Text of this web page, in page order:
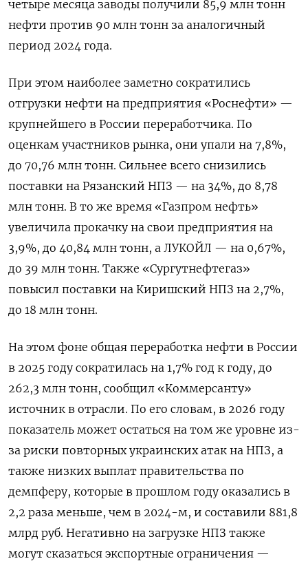
четыре месяца заводы получили 85,9 млн тонн
нефти против 90 млн тонн за аналогичный
период 2024 года.
При этом наиболее заметно сократились
отгрузки нефти на предприятия «Роснефти» —
крупнейшего в России переработчика. По
оценкам участников рынка, они упали на 7,8%,
до 70,76 млн тонн. Сильнее всего снизились
поставки на Рязанский НПЗ — на 34%, до 8,78
млн тонн. В то же время «Газпром нефть»
увеличила прокачку на свои предприятия на
3,9%, до 40,84 млн тонн, а ЛУКОЙЛ — на 0,67%,
до 39 млн тонн. Также «Сургутнефтегаз»
повысил поставки на Киришский НПЗ на 2,7%,
до 18 млн тонн.
На этом фоне общая переработка нефти в России
в 2025 году сократилась на 1,7% год к году, до
262,3 млн тонн, сообщил «Коммерсанту»
источник в отрасли. По его словам, в 2026 году
показатель может остаться на том же уровне из-
за риски повторных украинских атак на НПЗ, а
также низких выплат правительства по
демпферу, которые в прошлом году оказались в
2,2 раза меньше, чем в 2024-м, и составили 881,8
млрд руб. Негативно на загрузке НПЗ также
могут сказаться экспортные ограничения —